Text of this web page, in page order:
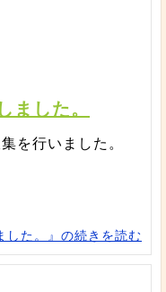
ました。
を行いました。
した。』の続きを読む